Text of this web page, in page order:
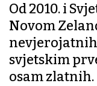
Od 2010. i
Novom
nevjerojatnih
svjetskim
osam zlatnih.